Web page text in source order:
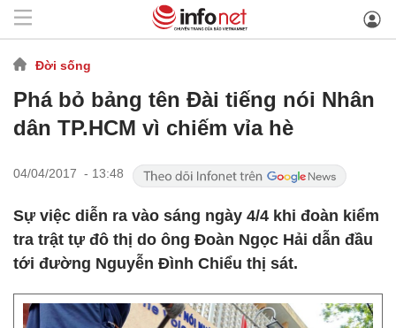
Đời sống
Phá bỏ bảng tên Đài tiếng nói Nhân
dân TP.HCM vì chiếm vỉa hè
04/04/2017 - 13:48
Sự việc diễn ra vào sáng ngày 4/4 khi đoàn kiểm
tra trật tự đô thị do ông Đoàn Ngọc Hải dẫn đầu
tới đường Nguyễn Đình Chiểu thị sát.